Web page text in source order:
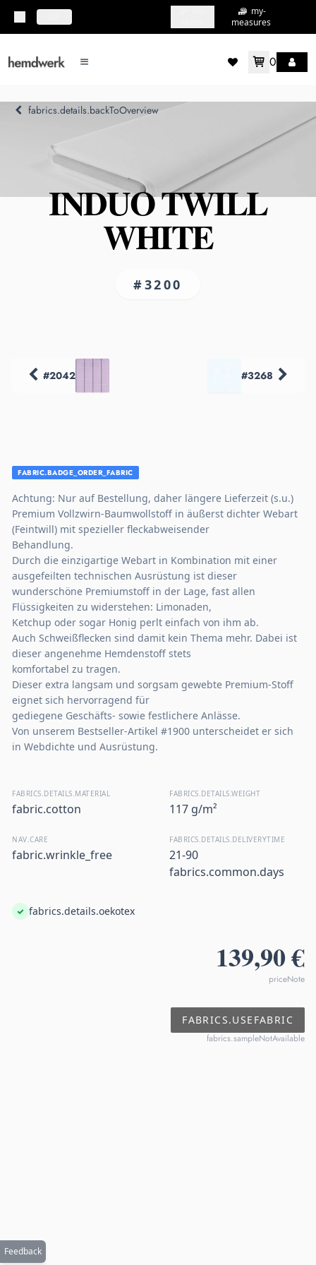
my-
measures
mainMenu.menu 0
fabrics.details.backToOverview
INDUO TWILL
WHITE
#3200
#2042 #3268
FABRIC.BADGE_ORDER_FABRIC
Achtung: Nur auf Bestellung, daher längere Lieferzeit (s.u.)
Premium Vollzwirn-Baumwollstoff in äußerst dichter Webart
(Feintwill) mit spezieller fleckabweisender
Behandlung.
Durch die einzigartige Webart in Kombination mit einer
ausgefeilten technischen Ausrüstung ist dieser
wunderschöne Premiumstoff in der Lage, fast allen
Flüssigkeiten zu widerstehen: Limonaden,
Ketchup oder sogar Honig perlt einfach von ihm ab.
Auch Schweißflecken sind damit kein Thema mehr. Dabei ist
dieser angenehme Hemdenstoff stets
komfortabel zu tragen.
Dieser extra langsam und sorgsam gewebte Premium-Stoff
eignet sich hervorragend für
gediegene Geschäfts- sowie festlichere Anlässe.
Von unserem Bestseller-Artikel #1900 unterscheidet er sich
in Webdichte und Ausrüstung.
FABRICS.DETAILS.MATERIAL
fabric.cotton
FABRICS.DETAILS.WEIGHT
117 g/m²
NAV.CARE
fabric.wrinkle_free
FABRICS.DETAILS.DELIVERYTIME
21-90
fabrics.common.days
fabrics.details.oekotex
139,90 €
priceNote
FABRICS.USEFABRIC
fabrics.sampleNotAvailable
Feedback